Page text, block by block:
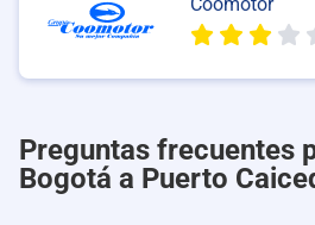
Preguntas frecuentes
Bogotá a Puerto